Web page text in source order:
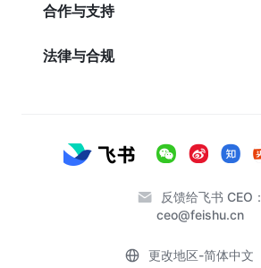
合作与支持
法律与合规
反馈给飞书 CEO：
ceo@feishu.cn
更改地区-简体中文